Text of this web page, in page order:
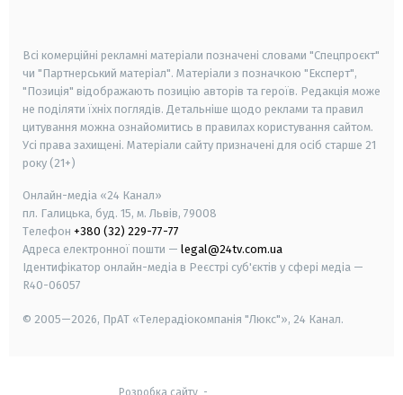
Всі комерційні рекламні матеріали позначені словами "Спецпроєкт"
чи "Партнерський матеріал". Матеріали з позначкою "Експерт",
"Позиція" відображають позицію авторів та героїв. Редакція може
не поділяти їхніх поглядів. Детальніше щодо реклами та правил
цитування можна ознайомитись в правилах користування сайтом.
Усі права захищені. Матеріали сайту призначені для осіб старше 21
року (21+)
Онлайн-медіа «24 Канал»
пл. Галицька, буд. 15, м. Львів, 79008
Телефон +380 (32) 229-77-77
Адреса електронної пошти — legal@24tv.com.ua
Ідентифікатор онлайн-медіа в Реєстрі суб'єктів у сфері медіа —
R40-06057
© 2005—2026, ПрАТ «Телерадіокомпанія "Люкс"», 24 Канал.
Розробка сайту-